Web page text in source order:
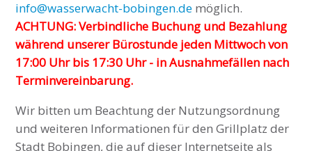
info@wasserwacht-bobingen.de möglich.
ACHTUNG: Verbindliche Buchung und Bezahlung
während unserer Bürostunde jeden Mittwoch von
17:00 Uhr bis 17:30 Uhr - in Ausnahmefällen nach
Terminvereinbarung.
Wir bitten um Beachtung der Nutzungsordnung
und weiteren Informationen für den Grillplatz der
Stadt Bobingen, die auf dieser Internetseite als